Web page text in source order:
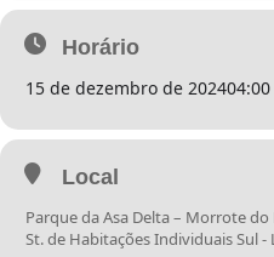
Horário
15 de dezembro de 202404:00
Local
Parque da Asa Delta – Morrote do
St. de Habitações Individuais Sul -